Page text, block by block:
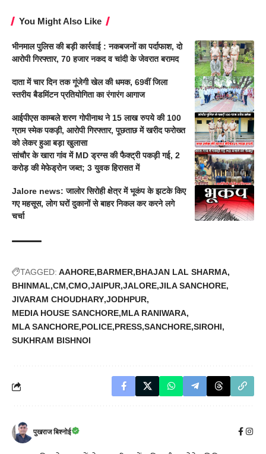
You Might Also Like
भीनमाल पुलिस की बड़ी कार्रवाई : नकबजनों का पर्दाफाश, दो
आरोपी गिरफ्तार, 70 हजार नकद व चांदी के जेवरात बरामद
दाता में चार दिन तक गूंजेगी खेल की धमक, 69वीं जिला
स्तरीय बैडमिंटन प्रतियोगिता का रंगारंग आगाज
आईपीएस काम्बले शरण गोपीनाथ ने 15 लाख रुपये की 100
ग्राम स्मेक पकड़ी, आरोपी गिरफ्तार, पूछताछ में खरीद फरोख्त
को लेकर हुआ बड़ा खुलासा
सांचौर के खारा गांव में MD ड्रग्स की फैक्ट्री पकड़ी गई, 2
करोड़ की मेफेड्रोन जब्त; 3 युवक हिरासत में
Jalore news: जालोर सिरोही क्षेत्र में भूकंप के झटके किए
गए महसूस, लोग घरों दुकानों से बाहर निकल कर करने लगे
चर्चा
TAGGED: AAHORE BARMER BHAJAN LAL SHARMA
BHINMAL CM CMO JAIPUR JALORE JILA SANCHORE
JIVARAM CHOUDHARY JODHPUR
MEDIA HOUSE SANCHORE MLA RANIWARA
MLA SANCHORE POLICE PRESS SANCHORE SIROHI
SUKHRAM BISHNOI
पुखराज बिश्नोई